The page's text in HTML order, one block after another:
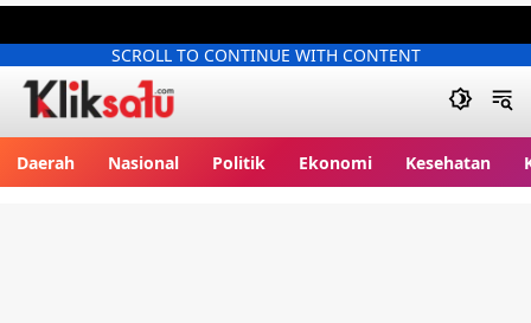
SCROLL TO CONTINUE WITH CONTENT
Daerah Nasional Politik Ekonomi Kesehatan